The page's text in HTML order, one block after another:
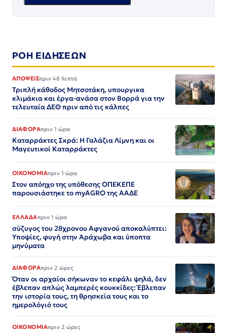
ΡΟΗ ΕΙΔΗΣΕΩΝ
ΑΠΟΨΕΙΣπριν 48 λεπτά
Τριπλή κάθοδος Μητσοτάκη, υπουργικα
κλιμάκια και έργα-ανάσα στον Βορρά για την
τελευταία ΔΕΘ πριν από τις κάλπες
ΔΙΑΦΟΡΑπριν 1 ώρα
Καταρράκτες Σκρά: Η Γαλάζια Λίμνη και οι
Μαγευτικοί Καταρράκτες
ΟΙΚΟΝΟΜΙΑπριν 1 ώρα
Στον απόηχο της υπόθεσης ΟΠΕΚΕΠΕ
παρουσιάστηκε το myAGRO της ΑΑΔΕ
ΕΛΛΑΔΑπριν 1 ώρα
σύζυγος του 28χρονου Αφγανού αποκαλύπτει:
Υποψίες, φυγή στην Αράχωβα και ύποπτα
μηνύματα
ΔΙΑΦΟΡΑπριν 2 ώρες
Όταν οι αρχαίοι σήκωναν το κεφάλι ψηλά, δεν
έβλεπαν απλώς λαμπερές κουκκίδες: Έβλεπαν
την ιστορία τους, τη θρησκεία τους και το
ημερολόγιό τους
ΟΙΚΟΝΟΜΙΑπριν 2 ώρες